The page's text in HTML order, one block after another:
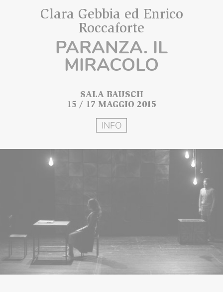
Clara Gebbia ed Enrico
Roccaforte
PARANZA. IL
MIRACOLO
SALA BAUSCH
15 / 17 MAGGIO 2015
INFO